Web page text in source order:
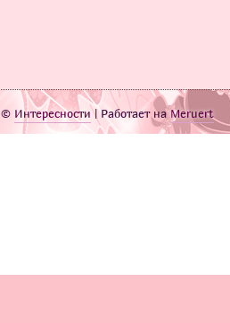
© Интересности| Работает наMeruert